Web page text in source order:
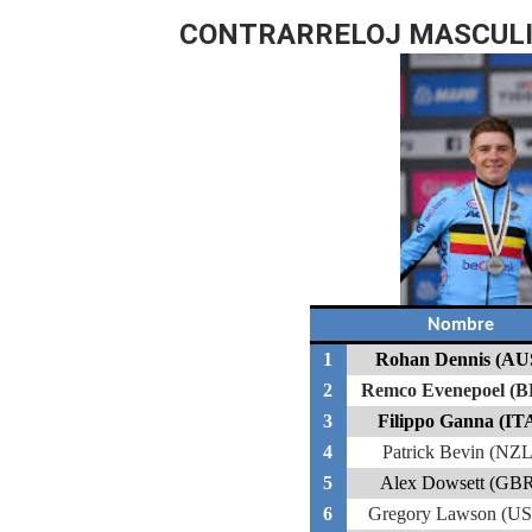
Tour de Francia
Mundial de Fórmula 1
Copa del Mundo
Campeonato de Europa
Campeonato de Europa
CONTRARRELOJ
Nombre
1 Rohan Dennis
2
Remco Evenepoel
3
Filippo Ganna
4
Patrick Bevin
5
Alex Dowsett
6
Gregory Lawson